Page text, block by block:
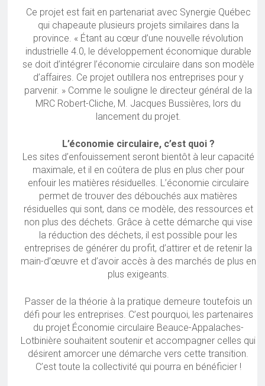
Ce projet est fait en partenariat avec Synergie Québec
qui chapeaute plusieurs projets similaires dans la
province. « Étant au cœur d’une nouvelle révolution
industrielle 4.0, le développement économique durable
se doit d’intégrer l’économie circulaire dans son modèle
d’affaires. Ce projet outillera nos entreprises pour y
parvenir. » Comme le souligne le directeur général de la
MRC Robert-Cliche, M. Jacques Bussières, lors du
lancement du projet.
L’économie circulaire, c’est quoi ?
Les sites d’enfouissement seront bientôt à leur capacité
maximale, et il en coûtera de plus en plus cher pour
enfouir les matières résiduelles. L’économie circulaire
permet de trouver des débouchés aux matières
résiduelles qui sont, dans ce modèle, des ressources et
non plus des déchets. Grâce à cette démarche qui vise
la réduction des déchets, il est possible pour les
entreprises de générer du profit, d’attirer et de retenir la
main-d’œuvre et d’avoir accès à des marchés de plus en
plus exigeants.
Passer de la théorie à la pratique demeure toutefois un
défi pour les entreprises. C’est pourquoi, les partenaires
du projet Économie circulaire Beauce-Appalaches-
Lotbinière souhaitent soutenir et accompagner celles qui
désirent amorcer une démarche vers cette transition.
C’est toute la collectivité qui pourra en bénéficier !